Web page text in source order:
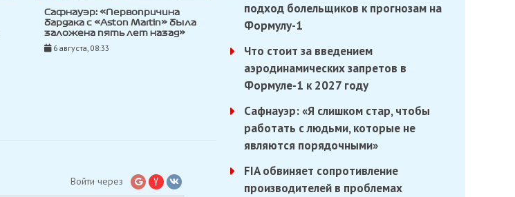
Сафнауэр: «Первопричина
бардака с «Aston Martin» была
заложена пять лет назад»
6 августа, 08:33
Войти через
подход болельщиков к прогнозам на
Формулу-1
Что стоит за введением
аэродинамических запретов в
Формуле-1 к 2027 году
Сафнауэр: «Я слишком стар, чтобы
работать с людьми, которые не
являются порядочными»
FIA обвиняет сопротивление
производителей в проблемах